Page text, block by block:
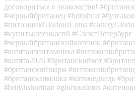
договориться о знакомстве!
#черныйбританец #britishcat
#питомникGloriousLotus
#купитькотенкаспб #СанктПетербург
#черныйбританскийкотенок
#котятаизпитомника
#котята2026 #британскийкот
#британскийшарм
#британскаякошка #котомедведь
#britishshorthair #gloriouslotus